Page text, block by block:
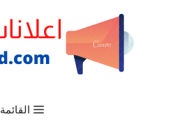
القائمة